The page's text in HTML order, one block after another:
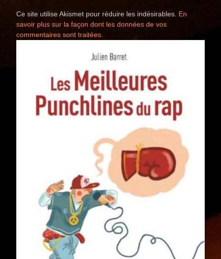
Ce site utilise Akismet pour réduire les indésirables. En
savoir plus sur la façon dont les données de vos
commentaires sont traitées.